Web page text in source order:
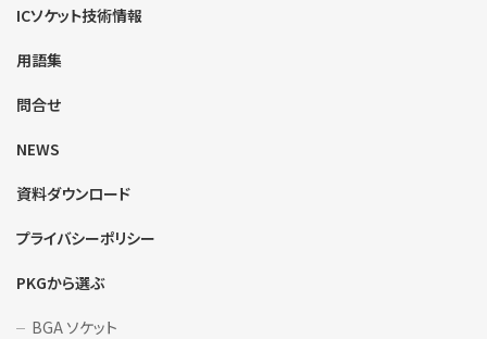
ICソケット技術情報
用語集
問合せ
NEWS
資料ダウンロード
プライバシーポリシー
PKGから選ぶ
BGA ソケット